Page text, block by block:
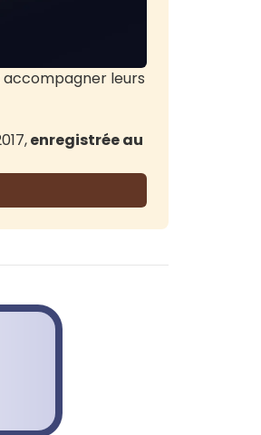
leurs
enregistrée au